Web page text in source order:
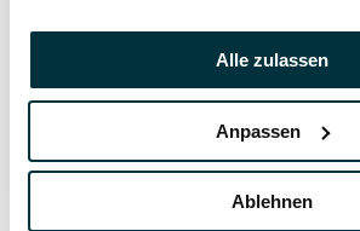
Alle zulassen
Anpassen
Ablehnen
Katzenspielzeug
Leinenführigkeit
Leinenpflicht